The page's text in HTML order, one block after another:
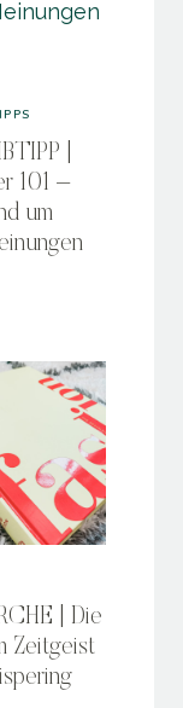
|
101 –
um
| Die
Zeitgeist